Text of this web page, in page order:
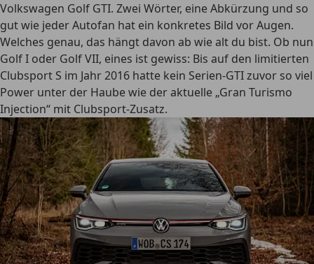
Volkswagen Golf GTI. Zwei Wörter, eine Abkürzung und so
gut wie jeder Autofan hat ein konkretes Bild vor Augen.
Welches genau, das hängt davon ab wie alt du bist. Ob nun
Golf I oder Golf VII, eines ist gewiss: Bis auf den limitierten
Clubsport S im Jahr 2016 hatte kein Serien-GTI zuvor so viel
Power unter der Haube wie der aktuelle „Gran Turismo
Injection“ mit Clubsport-Zusatz.